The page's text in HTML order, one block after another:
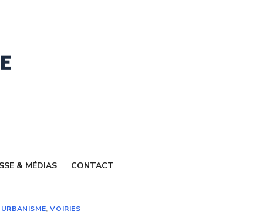
& MÉDIAS CONTACT
URBANISME,VOIRIES